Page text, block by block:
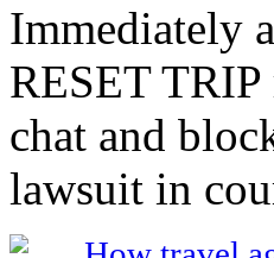
Immediately
RESET
chat and
lawsuit in